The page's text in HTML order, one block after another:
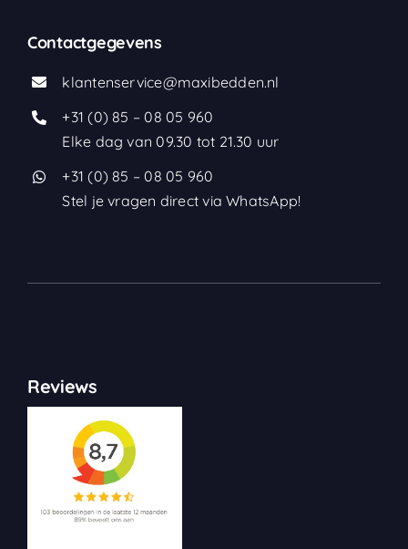
Contactgegevens
klantenservice@maxibedden.nl
+31 (0) 85 – 08 05 960
Elke dag van 09.30 tot 21.30 uur
+31 (0) 85 – 08 05 960
Stel je vragen direct via WhatsApp!
Reviews